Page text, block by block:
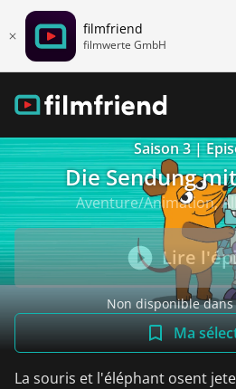
filmfriend
filmwerte GmbH
Saison 3 |
Die Sendung
Aventure/Animation,
Lire
Non disponible dans
Ma
La souris et l'éléphant osent